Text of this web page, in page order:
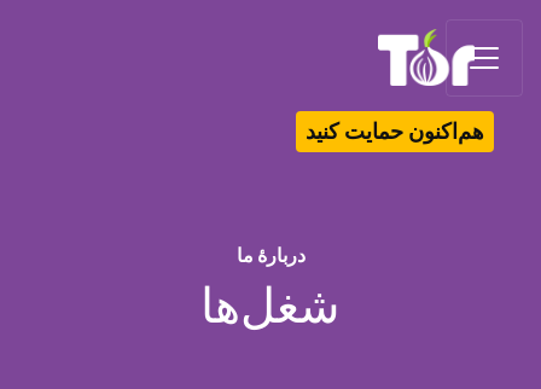
هم‌اکنون حمایت کنید
دربارهٔ ما
شغل‌ها